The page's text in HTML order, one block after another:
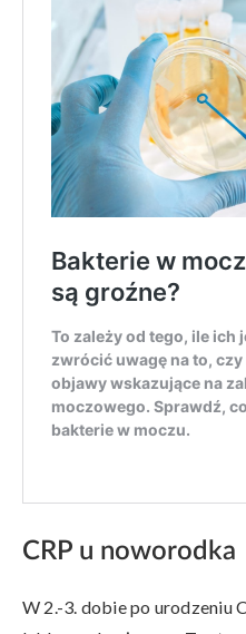
CRP u noworodka
W 2.-3. dobie po urodzeniu